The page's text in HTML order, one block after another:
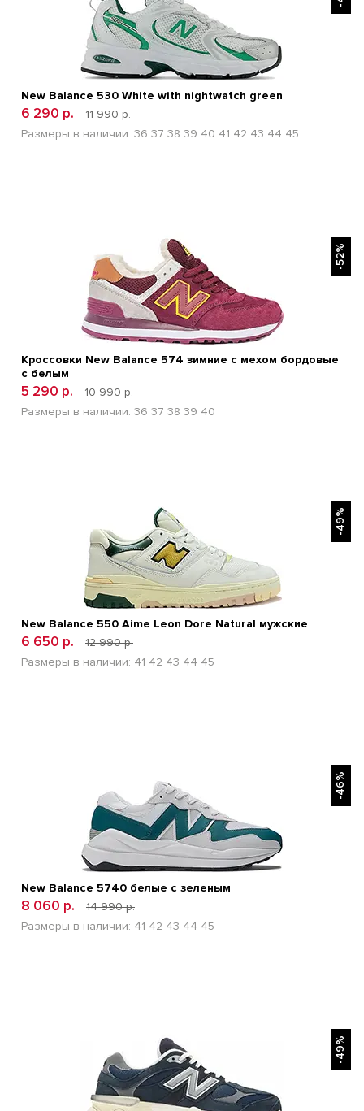
New Balance 530 White with nightwatch green
6 290 р.
11 990 р.
Размеры в наличии: 36 37 38 39 40 41 42 43 44 45
-52%
Кроссовки New Balance 574 зимние с мехом бордовые
с белым
5 290 р.
10 990 р.
Размеры в наличии: 36 37 38 39 40
-49%
New Balance 550 Aime Leon Dore Natural мужские
6 650 р.
12 990 р.
Размеры в наличии: 41 42 43 44 45
-46%
New Balance 5740 белые с зеленым
8 060 р.
14 990 р.
Размеры в наличии: 41 42 43 44 45
-49%